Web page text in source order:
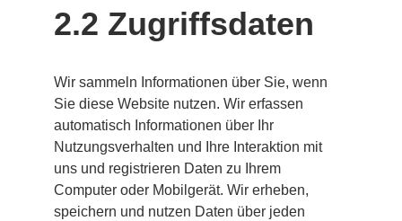
2.2 Zugriffsdaten
Wir sammeln Informationen über Sie, wenn
Sie diese Website nutzen. Wir erfassen
automatisch Informationen über Ihr
Nutzungsverhalten und Ihre Interaktion mit
uns und registrieren Daten zu Ihrem
Computer oder Mobilgerät. Wir erheben,
speichern und nutzen Daten über jeden